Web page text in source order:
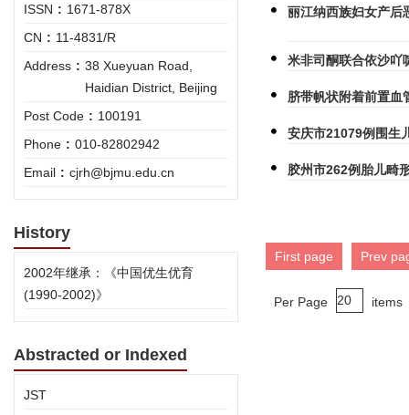
ISSN : 1671-878X
CN : 11-4831/R
Address : 38 Xueyuan Road,
Haidian District, Beijing
Post Code : 100191
Phone : 010-82802942
Email : cjrh@bjmu.edu.cn
History
2002年继承：《中国优生优育
(1990-2002)》
Abstracted or Indexed
JST
丽江纳西族妇女产后
米非司酮联合依沙吖
脐带帆状附着前置血
安庆市21079例围生
胶州市262例胎儿畸
First page Prev
Per Page items